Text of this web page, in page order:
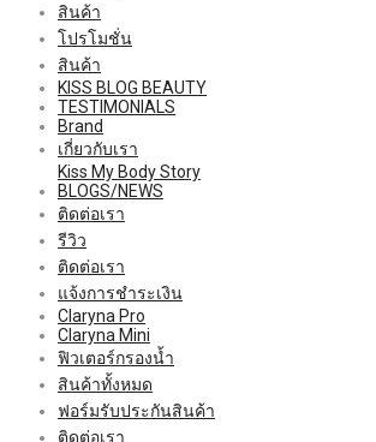
สินค้า
โปรโมชั่น
สินค้า
KISS BLOG BEAUTY
TESTIMONIALS
Brand
เกี่ยวกับเรา
Kiss My Body Story
BLOGS/NEWS
ติดต่อเรา
รีวิว
ติดต่อเรา
แจ้งการชำระเงิน
Claryna Pro
Claryna Mini
ฟิวเตอร์กรองน้ำ
สินค้าทั้งหมด
ฟอร์มรับประกันสินค้า
ติดต่อเรา